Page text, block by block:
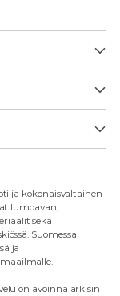
ja kokonaisvaltainen
lumoavan,
sekä
Suomessa
ja
on avoinna arkisin